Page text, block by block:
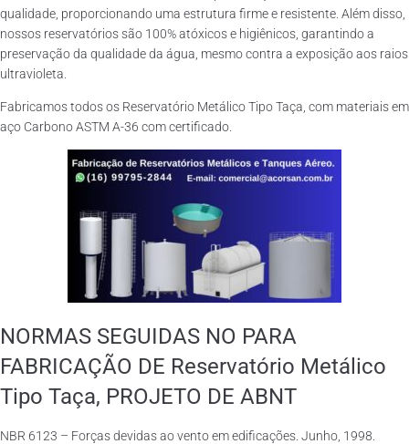
qualidade, proporcionando uma estrutura firme e resistente. Além disso,
nossos reservatórios são 100% atóxicos e higiênicos, garantindo a
preservação da qualidade da água, mesmo contra a exposição aos raios
ultravioleta.
Fabricamos todos os Reservatório Metálico Tipo Taça, com materiais em
aço Carbono ASTM A-36 com certificado.
NORMAS SEGUIDAS NO PARA
FABRICAÇÃO DE Reservatório Metálico
Tipo Taça, PROJETO DE ABNT
NBR 6123 – Forças devidas ao vento em edificações. Junho, 1998.